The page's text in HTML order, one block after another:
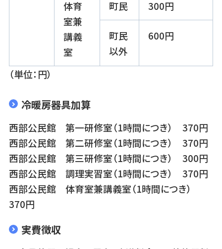
体育
室兼
講義
室
町民 300円
町民
以外
600円
（単位：円）
冷暖房器具加算
西部公民館 第一研修室（1時間につき） 370円
西部公民館 第二研修室（1時間につき） 370円
西部公民館 第三研修室（1時間につき） 300円
西部公民館 調理実習室（1時間につき） 370円
西部公民館 体育室兼講義室（1時間につき）
370円
実費徴収